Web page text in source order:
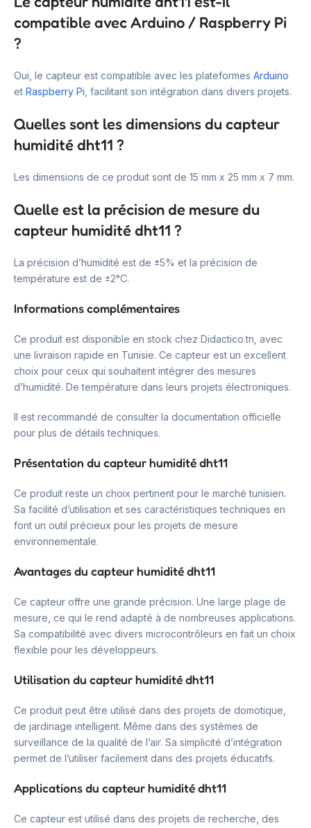
compatible avec Arduino / Raspberry Pi
?
Oui, le capteur est compatible avec les plateformes Arduino
et Raspberry Pi , facilitant son intégration dans divers projets.
Quelles sont les dimensions du capteur
humidité dht11 ?
Les dimensions de ce produit sont de 15 mm x 25 mm x 7 mm.
Quelle est la précision de mesure du
capteur humidité dht11 ?
La précision d’humidité est de ±5% et la précision de
température est de ±2°C.
Informations complémentaires
Ce produit est disponible en stock chez Didactico.tn, avec
une livraison rapide en Tunisie. Ce capteur est un excellent
choix pour ceux qui souhaitent intégrer des mesures
d’humidité. De température dans leurs projets électroniques.
Il est recommandé de consulter la documentation officielle
pour plus de détails techniques.
Présentation du capteur humidité dht11
Ce produit reste un choix pertinent pour le marché tunisien.
Sa facilité d’utilisation et ses caractéristiques techniques en
font un outil précieux pour les projets de mesure
environnementale.
Avantages du capteur humidité dht11
Ce capteur offre une grande précision. Une large plage de
mesure, ce qui le rend adapté à de nombreuses applications.
Sa compatibilité avec divers microcontrôleurs en fait un choix
flexible pour les développeurs.
Utilisation du capteur humidité dht11
Ce produit peut être utilisé dans des projets de domotique,
de jardinage intelligent. Même dans des systèmes de
surveillance de la qualité de l’air. Sa simplicité d’intégration
permet de l’utiliser facilement dans des projets éducatifs.
Applications du capteur humidité dht11
Ce capteur est utilisé dans des projets de recherche, des